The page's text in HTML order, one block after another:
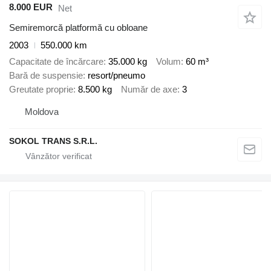
8.000 EUR
Net
Semiremorcă platformă cu obloane
2003
550.000 km
Capacitate de încărcare 35.000 kg Volum 60 m³
Bară de suspensie resort/pneumo
Greutate proprie 8.500 kg Număr de axe 3
Moldova
SOKOL TRANS S.R.L.